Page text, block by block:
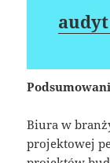
Biura w
projektowej